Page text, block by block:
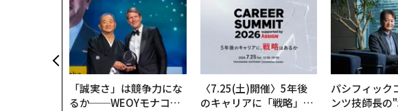
タグ：
IPO/新規公開株式 馬雲/ジャック・マー 雷軍/レイ・ジュン
プライスウォーターハウスクーパース
香港証券取引所 Apple/アップル